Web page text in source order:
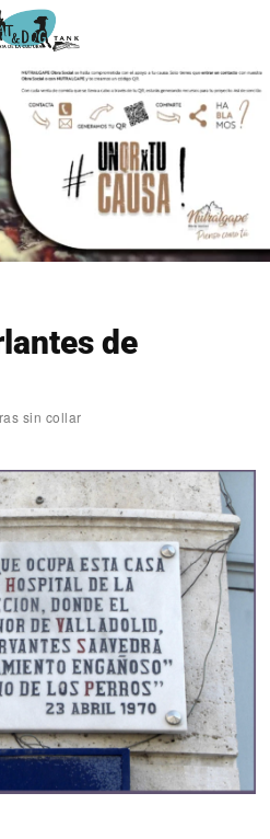
de
sin collar